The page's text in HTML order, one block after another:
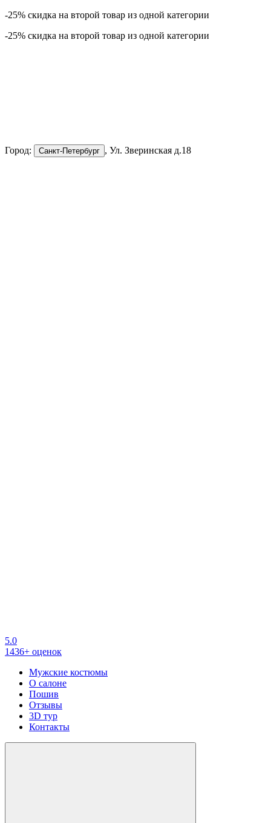
-25% скидка на второй товар из одной категории
-25% скидка на второй товар из одной категории
Город: Санкт-Петербург , Ул. Зверинская д.18
5.0
1436+ оценок
Мужские костюмы
О салоне
Пошив
Отзывы
3D тур
Контакты